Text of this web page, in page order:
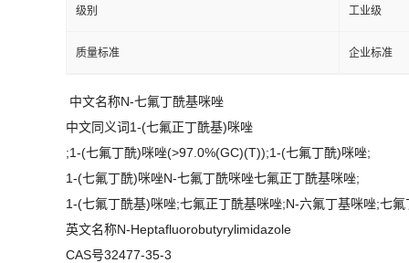
级别 工业级
质量标准 企业标准
中文名称N-七氟丁酰基咪唑
中文同义词1-(七氟正丁酰基)咪唑
;1-(七氟丁酰)咪唑(>97.0%(GC)(T));1-(七氟丁酰)咪唑;
1-(七氟丁酰)咪唑N-七氟丁酰咪唑七氟正丁酰基咪唑;
1-(七氟丁酰基)咪唑;七氟正丁酰基咪唑;N-六氟丁基咪唑;七氟
英文名称N-Heptafluorobutyrylimidazole
CAS号32477-35-3